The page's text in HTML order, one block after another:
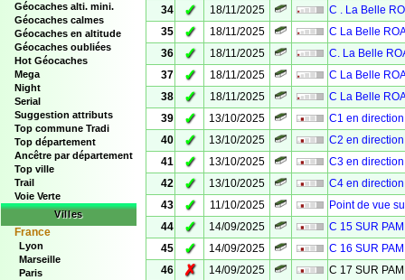
Géocaches alti. mini.
Géocaches calmes
Géocaches en altitude
Géocaches oubliées
Hot Géocaches
Mega
Night
Serial
Suggestion attributs
Top commune Tradi
Top département
Ancêtre par département
Top ville
Trail
Voie Verte
Villes
France
Lyon
Marseille
Paris
34
✓ 18/11/2025
C . La Belle
35
✓ 18/11/2025
C La Belle
36
✓ 18/11/2025
C. La Belle
37
✓ 18/11/2025
C La Belle
38
✓ 18/11/2025
C La Belle
39
✓ 13/10/2025
C1 en
40
✓ 13/10/2025
C2 en
41
✓ 13/10/2025
C3 en
42
✓ 13/10/2025
C4 en
43
✓ 11/10/2025
Point de vue
44
✓ 14/09/2025
C 15 SUR
45
✓ 14/09/2025
C 16 SUR
46
✗ 14/09/2025
C 17 SUR